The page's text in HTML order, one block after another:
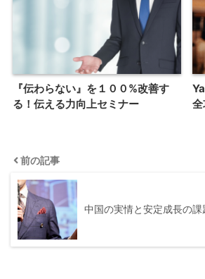
『伝わらない』を１００%改善す
る！伝える力向上セミナー
前の記事
中国の実情と安定成長の課